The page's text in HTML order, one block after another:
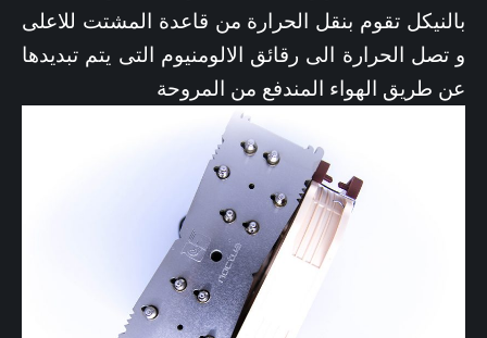
بالنيكل تقوم بنقل الحرارة من قاعدة المشتت للاعلى
و تصل الحرارة الى رقائق الالومنيوم التى يتم تبديدها
عن طريق الهواء المندفع من المروحة